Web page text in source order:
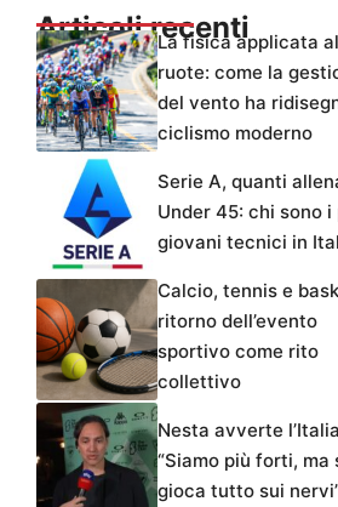
Articoli recenti
La fisica applicata
ruote: come la
del vento ha
ciclismo moderno
Serie A, quanti
Under 45: chi sono i
giovani tecnici in
Calcio, tennis e
ritorno dell’evento
sportivo come rito
collettivo
Nesta avverte
“Siamo più forti, ma
gioca tutto sui